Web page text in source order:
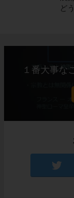
ど
１番大事な